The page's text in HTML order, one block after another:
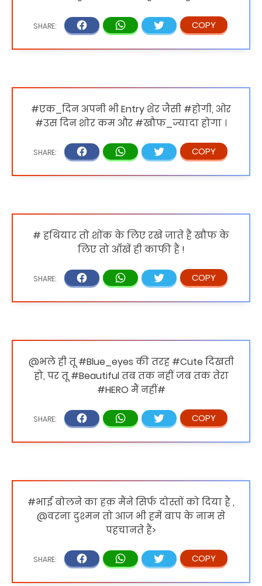
#एक_दिन अपनी भी Entry शेर जैसी #होगी, ओर
#उस दिन शोर कम और #खौफ_ज्यादा होगा ।
# हथियार तो शोंक के लिए रखे जाते हैं खौफ के
लिए तो आँखें ही काफी हैं !
@भले ही तू #Blue_eyes की तरह #Cute दिखती
हो, पर तू #Beautiful तब तक नहीं जब तक तेरा
#HERO मैं नहीं#
#भाई बोलने का हक़ मैंने सिर्फ दोस्तों को दिया है ,
@वरना दुश्मन तो आज भी हमें बाप के नाम से
पहचानते हैं>